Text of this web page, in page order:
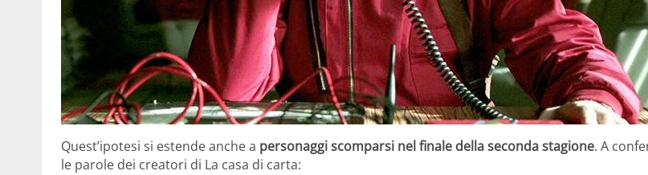
Quest’ipotesi si estende anche a personaggi scomparsi nel finale della seconda stagione. A
le parole dei creatori di La casa di carta: